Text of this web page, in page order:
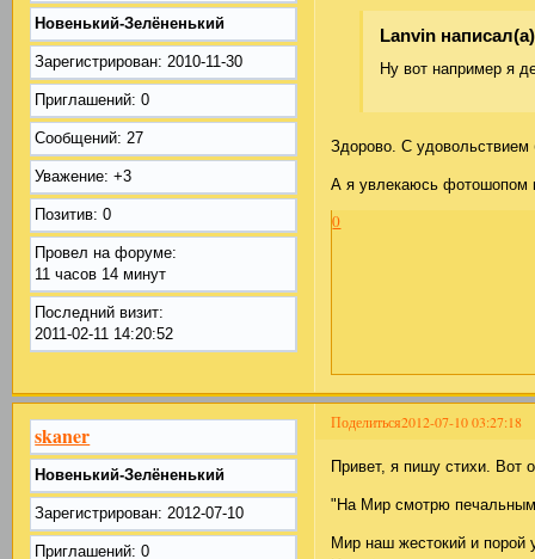
Новенький-Зелёненький
Зарегистрирован: 2010-11-30
Приглашений: 0
Сообщений: 27
Уважение: +3
Позитив: 0
Провел на форуме:
11 часов 14 минут
Последний визит:
2011-02-11 14:20:52
Lanvin
Ну вот например я
Здорово. С
А я увлекаюсь фотошопом
0
Поделиться2012-07-10 03:27:18
skaner
Новенький-Зелёненький
Зарегистрирован: 2012-07-10
Приглашений: 0
Привет, я пишу стихи. Вот
"На Мир смотрю
Мир наш жестокий и